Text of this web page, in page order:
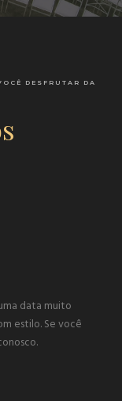
DESFRUTAR DA
data muito
estilo. Se você